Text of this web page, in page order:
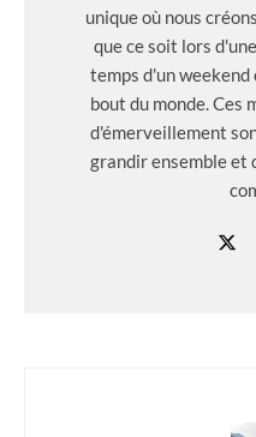
unique où nous
que ce soit lors
temps d'un weekend
bout du monde. Ces
d'émerveillement
grandir ensemble